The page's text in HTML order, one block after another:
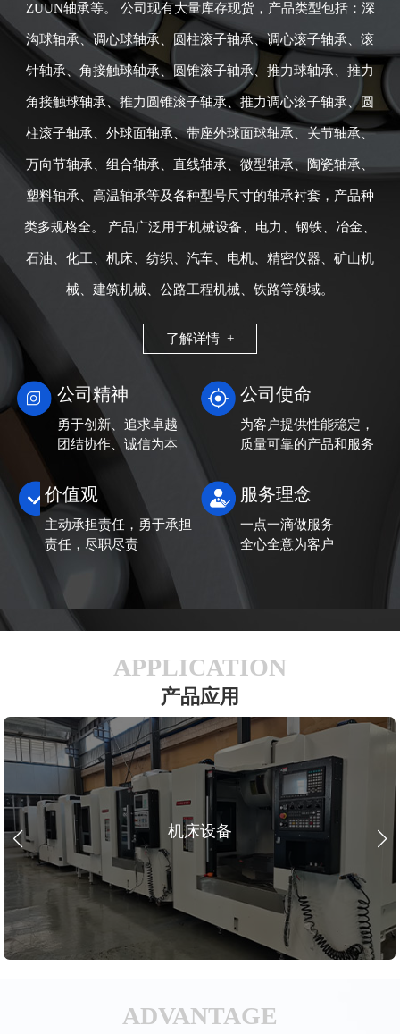
ZUUN轴承等。 公司现有大量库存现货，产品类型包括：深
沟球轴承、调心球轴承、圆柱滚子轴承、调心滚子轴承、滚
针轴承、角接触球轴承、圆锥滚子轴承、推力球轴承、推力
角接触球轴承、推力圆锥滚子轴承、推力调心滚子轴承、圆
柱滚子轴承、外球面轴承、带座外球面球轴承、关节轴承、
万向节轴承、组合轴承、直线轴承、微型轴承、陶瓷轴承、
塑料轴承、高温轴承等及各种型号尺寸的轴承衬套，产品种
类多规格全。 产品广泛用于机械设备、电力、钢铁、冶金、
石油、化工、机床、纺织、汽车、电机、精密仪器、矿山机
械、建筑机械、公路工程机械、铁路等领域。
了解详情 +
公司精神
勇于创新、追求卓越
团结协作、诚信为本
公司使命
为客户提供性能稳定，
质量可靠的产品和服务
价值观
主动承担责任，勇于承担
责任，尽职尽责
服务理念
一点一滴做服务
全心全意为客户
APPLICATION
产品应用
机床设备
ADVANTAGE